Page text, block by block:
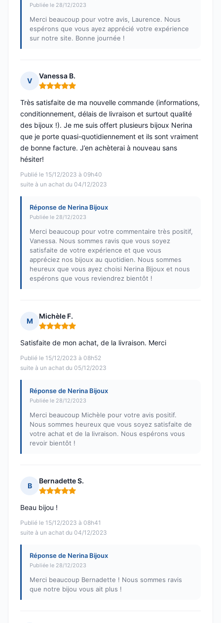
Publiée le 28/12/2023
Merci beaucoup pour votre avis, Laurence. Nous
espérons que vous ayez apprécié votre expérience
sur notre site. Bonne journée !
V
Vanessa B.
Note : 5 sur 5
Publié le 15/12/2023 à 09h40
suite à un achat du 04/12/2023
Très satisfaite de ma nouvelle commande (informations,
conditionnement, délais de livraison et surtout qualité
des bijoux !). Je me suis offert plusieurs bijoux Nerina
que je porte quasi-quotidiennement et ils sont vraiment
de bonne facture. J’en achèterai à nouveau sans
hésiter!
Réponse de Nerina Bijoux
Publiée le 28/12/2023
Merci beaucoup pour votre commentaire très positif,
Vanessa. Nous sommes ravis que vous soyez
satisfaite de votre expérience et que vous
appréciez nos bijoux au quotidien. Nous sommes
heureux que vous ayez choisi Nerina Bijoux et nous
espérons que vous reviendrez bientôt !
M
Michèle F.
Note : 5 sur 5
Publié le 15/12/2023 à 08h52
suite à un achat du 05/12/2023
Satisfaite de mon achat, de la livraison. Merci
Réponse de Nerina Bijoux
Publiée le 28/12/2023
Merci beaucoup Michèle pour votre avis positif.
Nous sommes heureux que vous soyez satisfaite de
votre achat et de la livraison. Nous espérons vous
revoir bientôt !
B
Bernadette S.
Note : 5 sur 5
Publié le 15/12/2023 à 08h41
suite à un achat du 04/12/2023
Beau bijou !
Réponse de Nerina Bijoux
Publiée le 28/12/2023
Merci beaucoup Bernadette ! Nous sommes ravis
que notre bijou vous ait plus !